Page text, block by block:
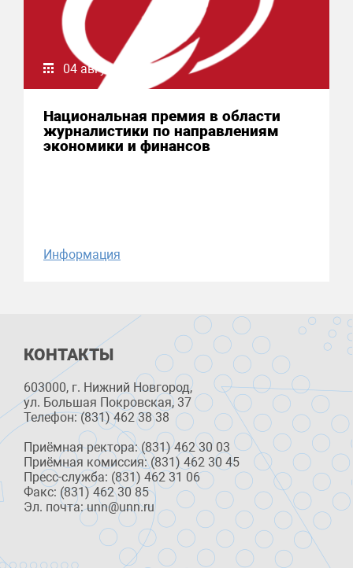
04 августа 2026
Национальная премия в области
журналистики по направлениям
экономики и финансов
Информация
КОНТАКТЫ
603000, г. Нижний Новгород,
ул. Большая Покровская, 37
Телефон: (831) 462 38 38
Приёмная ректора: (831) 462 30 03
Приёмная комиссия: (831) 462 30 45
Пресс-служба: (831) 462 31 06
Факс: (831) 462 30 85
Эл. почта: unn@unn.ru